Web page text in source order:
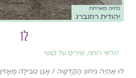
גלויה מארחת
יהודית רוזנברג
לו
//ליווי רוחני, שירים על קושי
לוּ אֶהְיֶה גִיחוֹן הַקְּדֻשָּׁה / אַגַּן טְבִילָה מַאֲזִין